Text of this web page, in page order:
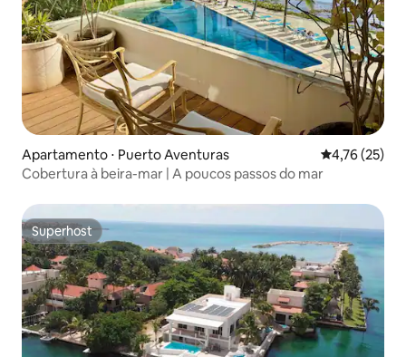
Apartamento ⋅ Puerto Aventuras 4,76 de uma
4,76 (25)
Cobertura à beira-mar | A poucos passos do mar
Superhost
Superhost